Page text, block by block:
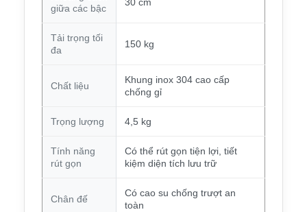
giữa các bậc
Tải trọng tối
đa
150 kg
Chất liệu
Khung inox 304 cao cấp
chống gỉ
Trọng lượng 4,5 kg
Tính năng
rút gọn
Có thể rút gọn tiện lợi, tiết
kiệm diện tích lưu trữ
Chân đế
Có cao su chống trượt an
toàn